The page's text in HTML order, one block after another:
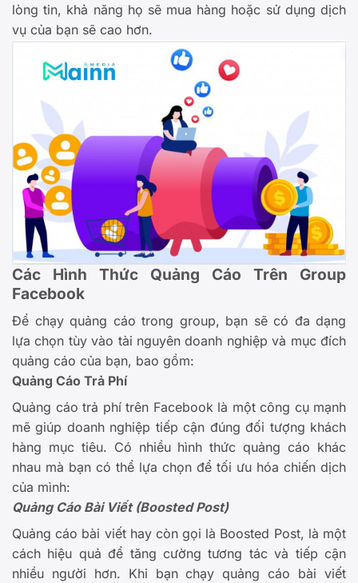
lòng tin, khả năng họ sẽ mua hàng hoặc sử dụng dịch
vụ của bạn sẽ cao hơn.
Các Hình Thức Quảng Cáo Trên Group
Facebook
Để chạy quảng cáo trong group, bạn sẽ có đa dạng
lựa chọn tùy vào tài nguyên doanh nghiệp và mục đích
quảng cáo của bạn, bao gồm:
Quảng Cáo Trả Phí
Quảng cáo trả phí trên Facebook là một công cụ mạnh
mẽ giúp doanh nghiệp tiếp cận đúng đối tượng khách
hàng mục tiêu. Có nhiều hình thức quảng cáo khác
nhau mà bạn có thể lựa chọn để tối ưu hóa chiến dịch
của mình:
Quảng Cáo Bài Viết (Boosted Post)
Quảng cáo bài viết hay còn gọi là Boosted Post, là một
cách hiệu quả để tăng cường tương tác và tiếp cận
nhiều người hơn. Khi bạn chạy quảng cáo bài viết